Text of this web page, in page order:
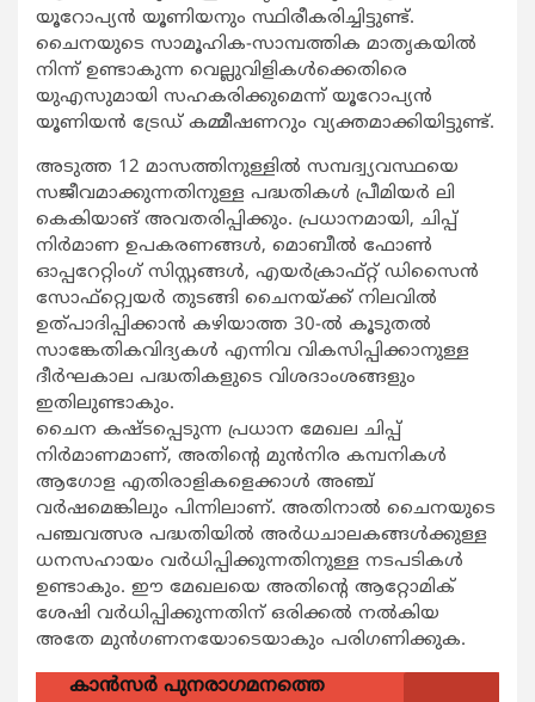
യൂറോപ്യന്‍ യൂണിയനും സ്ഥിരീകരിച്ചിട്ടുണ്ട്.
ചൈനയുടെ സാമൂഹിക-സാമ്പത്തിക മാതൃകയില്‍
നിന്ന് ഉണ്ടാകുന്ന വെല്ലുവിളികള്‍ക്കെതിരെ
യുഎസുമായി സഹകരിക്കുമെന്ന് യൂറോപ്യന്‍
യൂണിയന്‍ ട്രേഡ് കമ്മീഷണറും വ്യക്തമാക്കിയിട്ടുണ്ട്.
അടുത്ത 12 മാസത്തിനുള്ളില്‍ സമ്പദ്വ്യവസ്ഥയെ
സജീവമാക്കുന്നതിനുള്ള പദ്ധതികള്‍ പ്രീമിയര്‍ ലി
കെകിയാങ് അവതരിപ്പിക്കും. പ്രധാനമായി, ചിപ്പ്
നിര്‍മാണ ഉപകരണങ്ങള്‍, മൊബീല്‍ ഫോണ്‍
ഓപ്പറേറ്റിംഗ് സിസ്റ്റങ്ങള്‍, എയര്‍ക്രാഫ്റ്റ് ഡിസൈന്‍
സോഫ്റ്റ്വെയര്‍ തുടങ്ങി ചൈനയ്ക്ക് നിലവില്‍
ഉത്പാദിപ്പിക്കാന്‍ കഴിയാത്ത 30-ല്‍ കൂടുതല്‍
സാങ്കേതികവിദ്യകള്‍ എന്നിവ വികസിപ്പിക്കാനുള്ള
ദീര്‍ഘകാല പദ്ധതികളുടെ വിശദാംശങ്ങളും
ഇതിലുണ്ടാകും.
ചൈന കഷ്ടപ്പെടുന്ന പ്രധാന മേഖല ചിപ്പ്
നിര്‍മാണമാണ്, അതിന്‍റെ മുന്‍നിര കമ്പനികള്‍
ആഗോള എതിരാളികളെക്കാള്‍ അഞ്ച്
വര്‍ഷമെങ്കിലും പിന്നിലാണ്. അതിനാല്‍ ചൈനയുടെ
പഞ്ചവത്സര പദ്ധതിയില്‍ അര്‍ധചാലകങ്ങള്‍ക്കുള്ള
ധനസഹായം വര്‍ധിപ്പിക്കുന്നതിനുള്ള നടപടികള്‍
ഉണ്ടാകും. ഈ മേഖലയെ അതിന്‍റെ ആറ്റോമിക്
ശേഷി വര്‍ധിപ്പിക്കുന്നതിന് ഒരിക്കല്‍ നല്‍കിയ
അതേ മുന്‍ഗണനയോടെയാകും പരിഗണിക്കുക.
കാന്‍സര്‍ പുനരാഗമനത്തെ